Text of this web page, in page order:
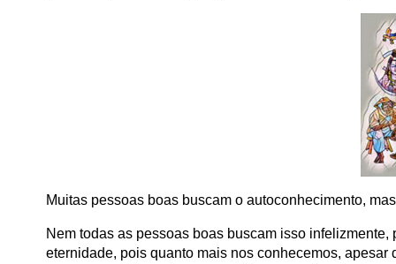
Muitas pessoas boas buscam o autoconhecimento,
Nem todas as pessoas boas buscam isso
eternidade, pois quanto mais nos conhecemos,